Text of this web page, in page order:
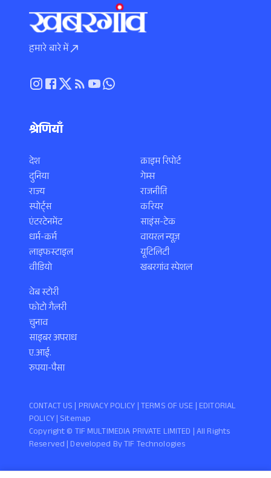
हमारे बारे में
श्रेणियाँ
देश
दुनिया
राज्य
स्पोर्ट्स
एंटरटेनमेंट
धर्म-कर्म
लाइफस्टाइल
वीडियो
क्राइम रिपोर्ट
गेम्स
राजनीति
करियर
साइंस-टेक
वायरल न्यूज़
यूटिलिटी
खबरगांव स्पेशल
वेब स्टोरी
फोटो गैलरी
चुनाव
साइबर अपराध
ए.आई.
रुपया-पैसा
Copyright ©️ TIF MULTIMEDIA PRIVATE LIMITED | All Rights
Reserved | Developed ByTIF Technologies
CONTACT US | PRIVACY POLICY |TERMS OF USE | EDITORIAL
POLICY| Sitemap